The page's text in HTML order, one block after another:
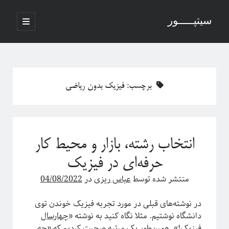
سیتپـــــور
باز
کردن
اصلی
نوار
درباره سامانه‌های پیچیده
منظور ما از پدیدارگی یا امرجنس در سیستم‌های پیچیده چیه؟
فلسفه ترکیب یا فرایند مکانیکی خلق یک اثر هنری
پاره شدن نخ‌های واسطه بین چند جرم آویزان
آخرین دیدگاه‌ها
برچسب:فیزیک بدون ریاضی
انتخاب رشته، بازار و محیط کار
حرفه‌ای در فیزیک
منتشر شده توسطعباس ریزیدر04/08/2022
در نوشته‌های قبلی در مورد تجربه فیزیک خوندن توی
دانشگاه نوشتیم. مثلا نگاه کنید به نوشته «چهارسال